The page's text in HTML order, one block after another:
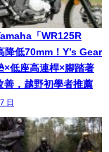
「WR125R
降低70mm！Y’s Gear
×低座高連桿×腳踏著
善，越野初學者推薦
日